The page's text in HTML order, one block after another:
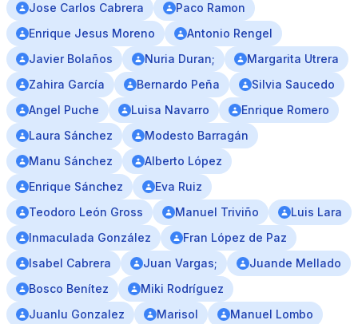
Jose Carlos Cabrera
Paco Ramon
Enrique Jesus Moreno
Antonio Rengel
Javier Bolaños
Nuria Duran;
Margarita Utrera
Zahira García
Bernardo Peña
Silvia Saucedo
Angel Puche
Luisa Navarro
Enrique Romero
Laura Sánchez
Modesto Barragán
Manu Sánchez
Alberto López
Enrique Sánchez
Eva Ruiz
Teodoro León Gross
Manuel Triviño
Luis Lara
Inmaculada González
Fran López de Paz
Isabel Cabrera
Juan Vargas;
Juande Mellado
Bosco Benítez
Miki Rodríguez
Juanlu Gonzalez
Marisol
Manuel Lombo